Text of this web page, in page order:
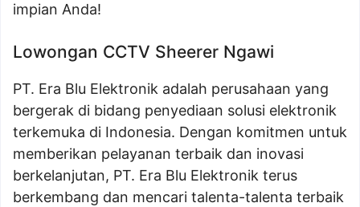
impian Anda!
Lowongan CCTV Sheerer Ngawi
PT. Era Blu Elektronik adalah perusahaan yang
bergerak di bidang penyediaan solusi elektronik
terkemuka di Indonesia. Dengan komitmen untuk
memberikan pelayanan terbaik dan inovasi
berkelanjutan, PT. Era Blu Elektronik terus
berkembang dan mencari talenta-talenta terbaik